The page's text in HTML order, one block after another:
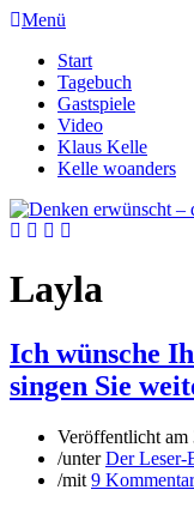
Menü
Start
Tagebuch
Gastspiele
Video
Klaus Kelle
Kelle woanders
Layla
Ich wünsche
singen Sie
Veröffentlicht am
/unterDer Leser-
/mit 9